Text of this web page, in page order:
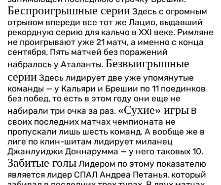
Беспроигрышные серии Здесь с огромным
отрывом впереди все тот же Лацио, выдавший
рекордную серию для кальчо в XXI веке. Римляне
не проигрывают уже 21 матч, а именно с конца
сентября. Пять матчей без поражений
набралось у Аталанты. Безвыигрышные
серии Здесь лидирует две уже упомянутые
команды — у Кальяри и Брешии по 11 поединков
без побед, то есть в этом году они еще не
набирали три очка за раз. «Сухие» игры В
своих последних матчах чемпионата не
пропускали лишь шесть команд. А вообще же в
лиге по клин-шитам лидирует миланец
Джанлуиджи Доннарумма — у него таковых 10.
Забитые голы Лидером по этому показателю
является лидер СПАЛ Андреа Петанья, который